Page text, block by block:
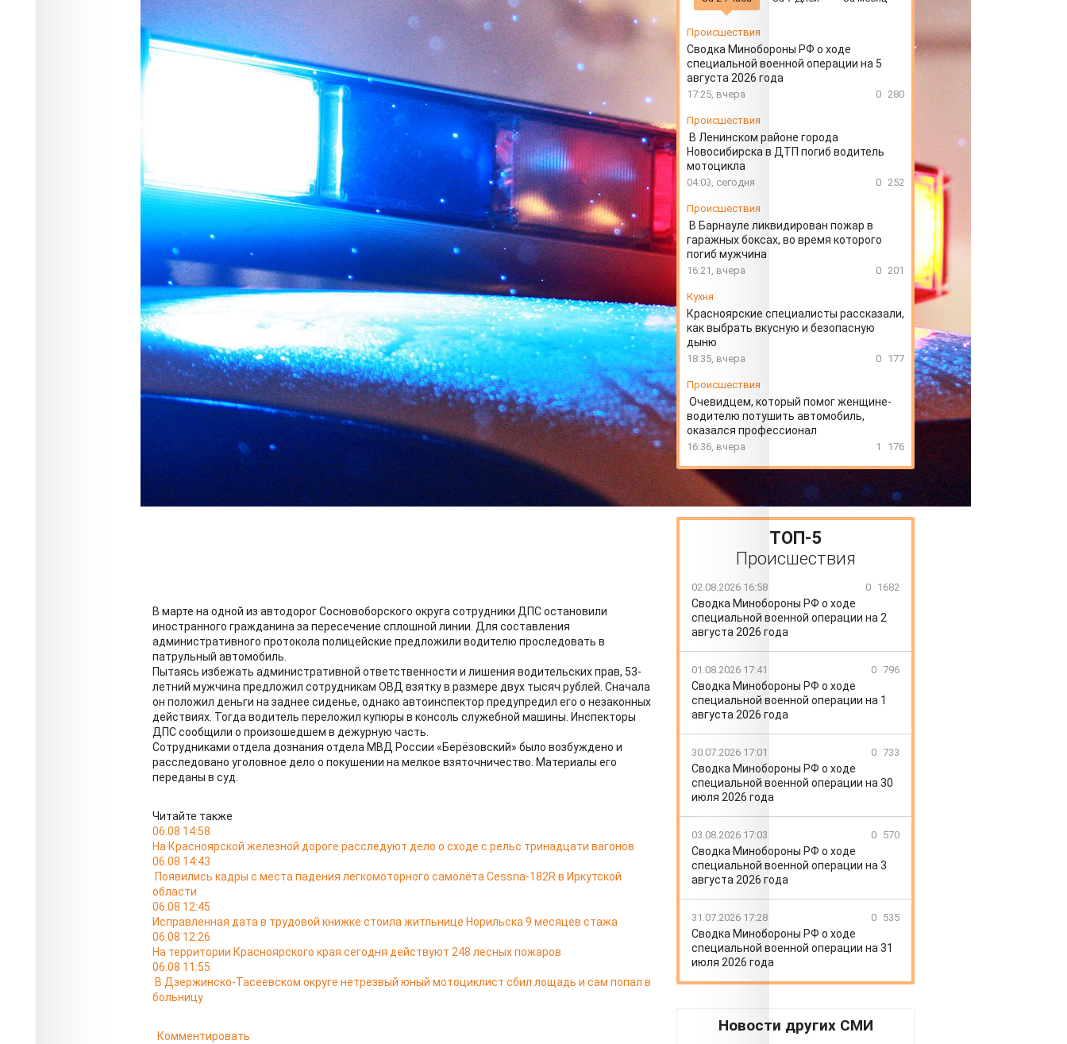
инспекторам ДПС
В марте на одной из автодорог Сосновоборского округа сотрудники ДПС остановили
иностранного гражданина за пересечение сплошной линии. Для составления
административного протокола полицейские предложили водителю проследовать в
патрульный автомобиль.
Пытаясь избежать административной ответственности и лишения водительских прав, 53-
летний мужчина предложил сотрудникам ОВД взятку в размере двух тысяч рублей. Сначала
он положил деньги на заднее сиденье, однако автоинспектор предупредил его о незаконных
действиях. Тогда водитель переложил купюры в консоль служебной машины. Инспекторы
ДПС сообщили о произошедшем в дежурную часть.
Сотрудниками отдела дознания отдела МВД России «Берёзовский» было возбуждено и
расследовано уголовное дело о покушении на мелкое взяточничество. Материалы его
переданы в суд.
Читайте также
06.08 14:58
На Красноярской железной дороге расследуют дело о сходе с рельс тринадцати вагонов
06.08 14:43
Появились кадры с места падения легкомоторного самолёта Cessna-182R в Иркутской
области
06.08 12:45
Исправленная дата в трудовой книжке стоила житльнице Норильска 9 месяцев стажа
06.08 12:26
На территории Красноярского края сегодня действуют 248 лесных пожаров
06.08 11:55
В Дзержинско-Тасеевском округе нетрезвый юный мотоциклист сбил лощадь и сам попал в
больницу
Комментировать
Происшествия
Сводка Минобороны РФ о ходе
специальной военной операции на 5
августа 2026 года
17:25, вчера 0 280
Происшествия
В Ленинском районе города
Новосибирска в ДТП погиб водитель
мотоцикла
04:03, сегодня 0 252
Происшествия
В Барнауле ликвидирован пожар в
гаражных боксах, во время которого
погиб мужчина
16:21, вчера 0 201
Кухня
Красноярские специалисты рассказали,
как выбрать вкусную и безопасную
дыню
18:35, вчера 0 177
Происшествия
Очевидцем, который помог женщине-
водителю потушить автомобиль,
оказался профессионал
16:36, вчера 1 176
ТОП-5
Происшествия
02.08.2026 16:58 0 1682
Сводка Минобороны РФ о ходе
специальной военной операции на 2
августа 2026 года
01.08.2026 17:41 0 796
Сводка Минобороны РФ о ходе
специальной военной операции на 1
августа 2026 года
30.07.2026 17:01 0 733
Сводка Минобороны РФ о ходе
специальной военной операции на 30
июля 2026 года
03.08.2026 17:03 0 570
Сводка Минобороны РФ о ходе
специальной военной операции на 3
августа 2026 года
31.07.2026 17:28 0 535
Сводка Минобороны РФ о ходе
специальной военной операции на 31
июля 2026 года
Новости других СМИ